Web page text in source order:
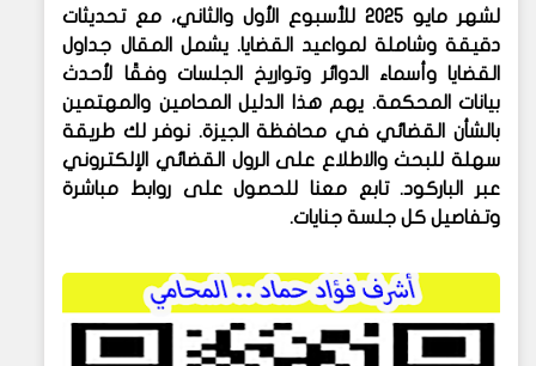
لشهر مايو 2025 للأسبوع الأول والثاني، مع تحديثات
دقيقة وشاملة لمواعيد القضايا. يشمل المقال جداول
القضايا وأسماء الدوائر وتواريخ الجلسات وفقًا لأحدث
بيانات المحكمة. يهم هذا الدليل المحامين والمهتمين
بالشأن القضائي في محافظة الجيزة. نوفر لك طريقة
سهلة للبحث والاطلاع على الرول القضائي الإلكتروني
عبر الباركود. تابع معنا للحصول على روابط مباشرة
وتفاصيل كل جلسة جنايات.